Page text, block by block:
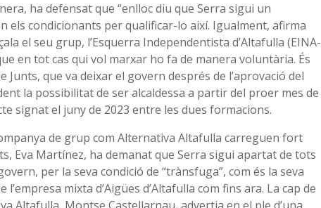
ha defensat que “enlloc diu que Serra sigui un
els condicionants per qualificar-lo així. Igualment, afirma
el seu grup, l’Esquerra Independentista d’Altafulla (EINA-
en tot cas qui vol marxar ho fa de manera voluntària. És
Junts, que va deixar el govern després de l’aprovació del
la possibilitat de ser alcaldessa a partir del proer mes de
signat el juny de 2023 entre les dues formacions.
de grup com Alternativa Altafulla carreguen fort
Eva Martínez, ha demanat que Serra sigui apartat de tots
per la seva condició de “trànsfuga”, com és la seva
mixta d’Aigües d’Altafulla com fins ara. La cap de